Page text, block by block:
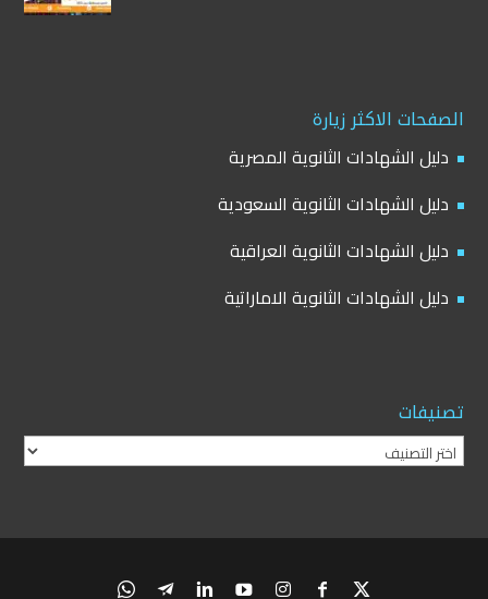
الصفحات الاكثر زيارة
دليل الشهادات الثانوية المصرية
دليل الشهادات الثانوية السعودية
دليل الشهادات الثانوية العراقية
دليل الشهادات الثانوية الاماراتية
تصنيفات
تصنيفات